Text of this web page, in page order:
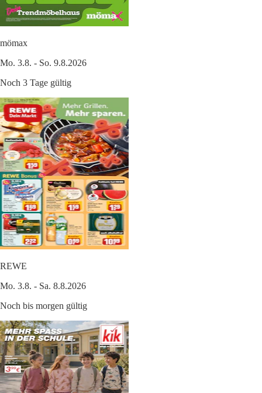
mömax
Mo. 3.8. - So. 9.8.2026
Noch 3 Tage gültig
REWE
Mo. 3.8. - Sa. 8.8.2026
Noch bis morgen gültig